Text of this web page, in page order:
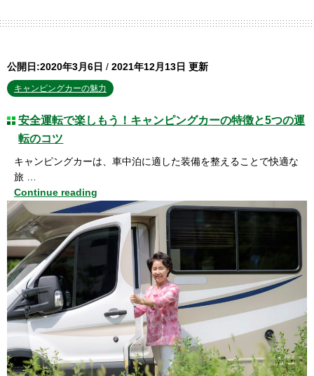
公開日:2020年3月6日 / 2021年12月13日 更新
キャンピングカーの魅力
安全運転で楽しもう！キャンピングカーの特徴と5つの運
転のコツ
キャンピングカーは、車中泊に適した装備を整えることで快適な
旅 …
Continue reading